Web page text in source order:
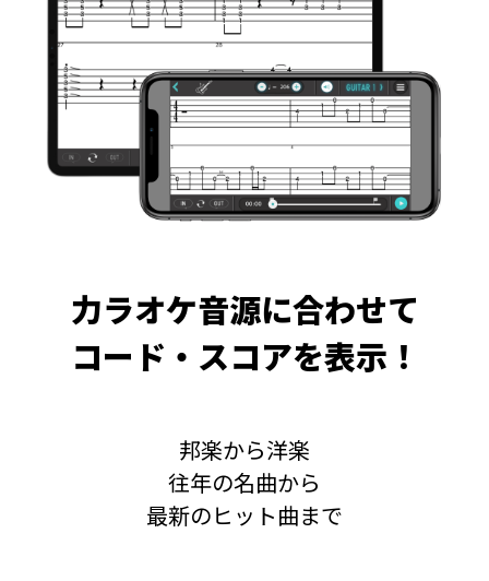
力ラオケ音源に合わせて
コード・スコアを表示！
邦楽から洋楽
往年の名曲から
最新のヒット曲まで